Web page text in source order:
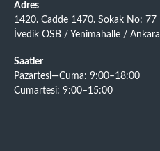
Adres
1420. Cadde 1470. Sokak No: 77
İvedik OSB / Yenimahalle / Ankara
Saatler
Pazartesi—Cuma: 9:00–18:00
Cumartesi: 9:00–15:00